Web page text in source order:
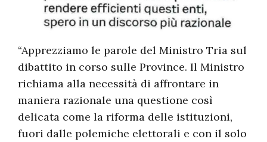
“Apprezziamo le parole del Ministro Tria sul
dibattito in corso sulle Province. Il Ministro
richiama alla necessità di affrontare in
maniera razionale una questione così
delicata come la riforma delle istituzioni,
fuori dalle polemiche elettorali e con il solo